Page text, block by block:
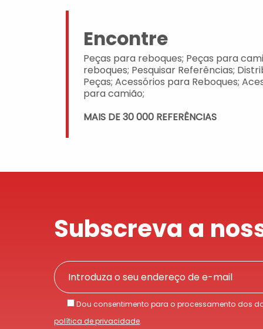
Encontre
Peças para reboques; Peças para
reboques; Pesquisar Referências;
Peças; Acessórios para Reboques;
para camião;
MAIS DE 30 000 REFERÊNCIAS
Subscreva a
Dou consentimento para o processamento dos
política de privacidade.